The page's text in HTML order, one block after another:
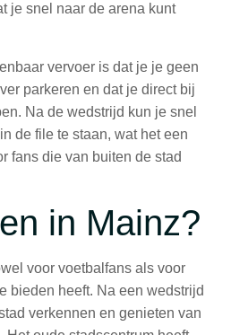
je snel naar de arena kunt
vervoer is dat je je geen
parkeren en dat je direct bij
Na de wedstrijd kun je snel
de file te staan, wat het een
fans die van buiten de stad
in Mainz?
voor voetbalfans als voor
bieden heeft. Na een wedstrijd
verkennen en genieten van